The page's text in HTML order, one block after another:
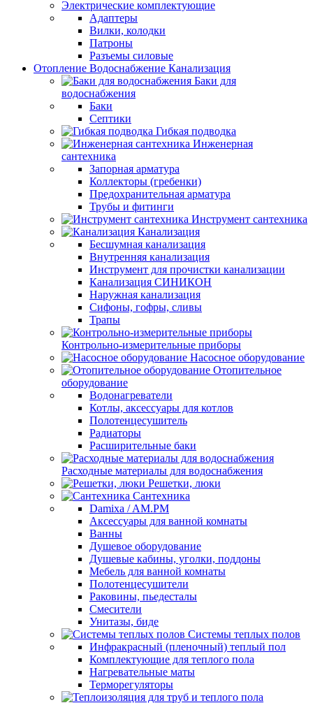
Электрические комплектующие
Адаптеры
Вилки, колодки
Патроны
Разъемы силовые
Отопление Водоснабжение Канализация
Баки для
водоснабжения
Баки
Септики
Гибкая подводка
Инженерная
сантехника
Запорная арматура
Коллекторы (гребенки)
Предохранительная арматура
Трубы и фитинги
Инструмент сантехника
Канализация
Бесшумная канализация
Внутренняя канализация
Инструмент для прочистки канализации
Канализация СИНИКОН
Наружная канализация
Сифоны, гофры, сливы
Трапы
Контрольно-измерительные приборы
Насосное оборудование
Отопительное
оборудование
Водонагреватели
Котлы, аксессуары для котлов
Полотенцесушитель
Радиаторы
Расширительные баки
Расходные материалы для водоснабжения
Решетки, люки
Сантехника
Damixa / AM.PM
Аксессуары для ванной комнаты
Ванны
Душевое оборудование
Душевые кабины, уголки, поддоны
Мебель для ванной комнаты
Полотенцесушители
Раковины, пьедесталы
Смесители
Унитазы, биде
Системы теплых полов
Инфракрасный (пленочный) теплый пол
Комплектующие для теплого пола
Нагревательные маты
Терморегуляторы